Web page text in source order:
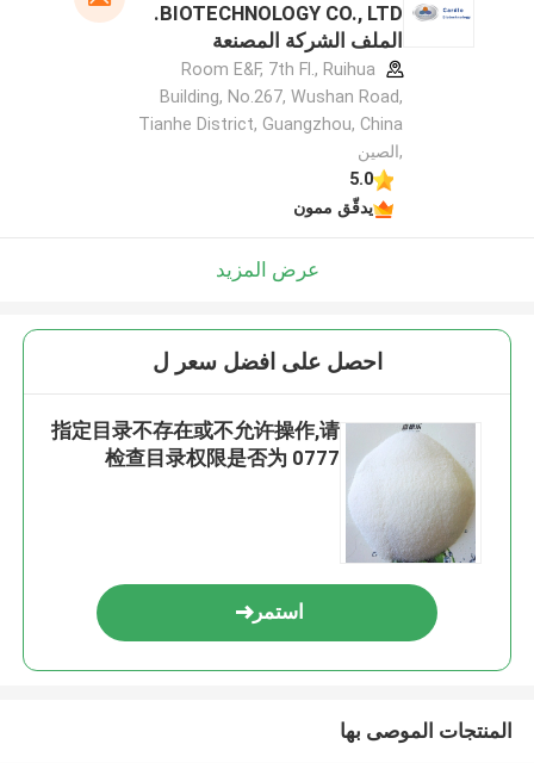
BIOTECHNOLOGY CO., LTD.
الملف الشركة المصنعة
Room E&F, 7th Fl., Ruihua
Building, No.267, Wushan Road,
Tianhe District, Guangzhou, China
,الصين
5.0
يدقّق ممون
عرض المزيد
احصل على افضل سعر ل
指定目录不存在或不允许操作,请
检查目录权限是否为 0777
استمر
المنتجات الموصى بها